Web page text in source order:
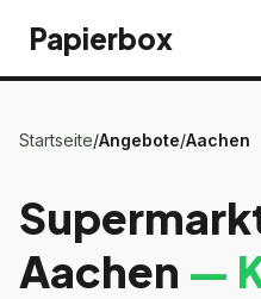
Papierbox
Startseite/Angebote/Aachen
Aachen —